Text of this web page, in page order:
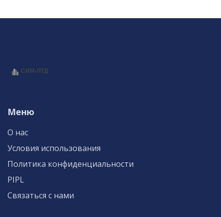
Меню
О нас
Условия использования
Политика конфиденциальности
PIPL
Связаться с нами